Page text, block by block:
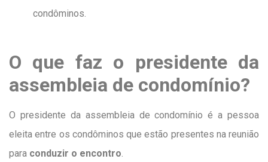
condôminos.
O que faz o presidente da
assembleia de condomínio?
O presidente da assembleia de condomínio é a pessoa
eleita entre os condôminos que estão presentes na reunião
para conduzir o encontro.